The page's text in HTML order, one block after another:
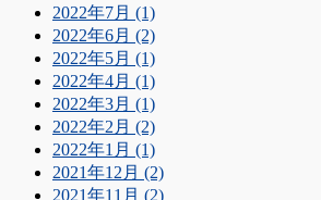
2022年7月 (1)
2022年6月 (2)
2022年5月 (1)
2022年4月 (1)
2022年3月 (1)
2022年2月 (2)
2022年1月 (1)
2021年12月 (2)
2021年11月 (2)